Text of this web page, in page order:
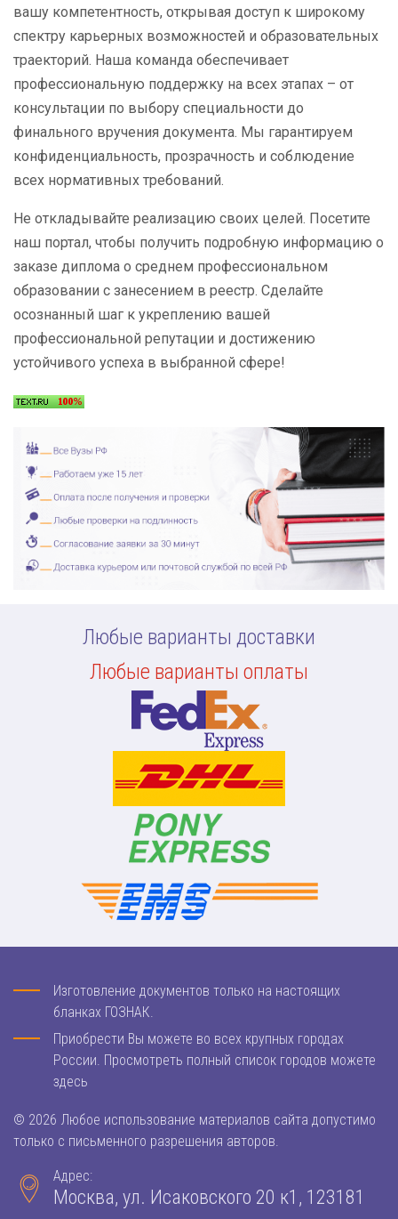
вашу компетентность, открывая доступ к широкому
спектру карьерных возможностей и образовательных
траекторий. Наша команда обеспечивает
профессиональную поддержку на всех этапах – от
консультации по выбору специальности до
финального вручения документа. Мы гарантируем
конфиденциальность, прозрачность и соблюдение
всех нормативных требований.
Не откладывайте реализацию своих целей. Посетите
наш портал, чтобы получить подробную информацию о
заказе диплома о среднем профессиональном
образовании с занесением в реестр. Сделайте
осознанный шаг к укреплению вашей
профессиональной репутации и достижению
устойчивого успеха в выбранной сфере!
Любые варианты доставки
Любые варианты оплаты
Изготовление документов только на настоящих
бланках ГОЗНАК.
Приобрести Вы можете во всех крупных городах
России. Просмотреть полный список городов можете
здесь
© 2026 Любое использование материалов сайта допустимо
только с письменного разрешения авторов.
Адрес:
Москва, ул. Исаковского 20 к1, 123181